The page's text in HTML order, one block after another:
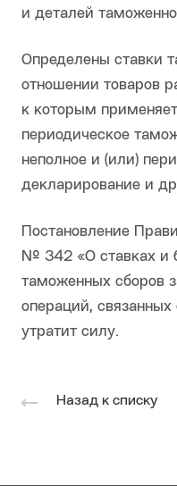
и деталей
Определены ставки
отношении товаров
к которым
периодическое
неполное и (или)
декларирование и
Постановление
№ 342 «О ставках и
таможенных сборов
операций,
утратит силу.
Назад к списку